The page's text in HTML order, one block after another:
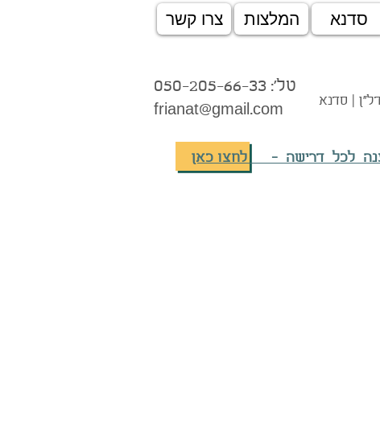
צרו קשר המלצות סדנא
טל': 050-205-66-33
frianat@gmail.com
| סדנא
לכל דרישה - לחצו כאן